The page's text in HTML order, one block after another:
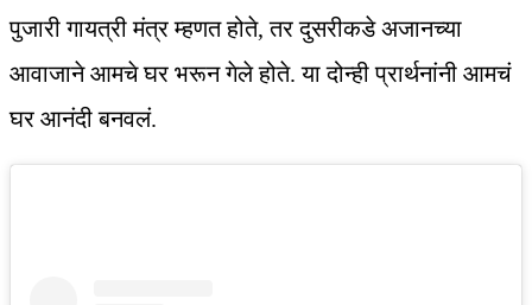
पुजारी गायत्री मंत्र म्हणत होते, तर दुसरीकडे अजानच्या
आवाजाने आमचे घर भरून गेले होते. या दोन्ही प्रार्थनांनी आमचं
घर आनंदी बनवलं.